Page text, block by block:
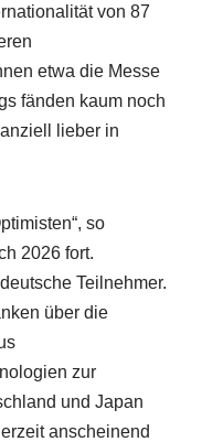
von 87
etwa die Messe
fänden kaum noch
lieber in
so
2026 fort.
Teilnehmer.
über die
zur
und Japan
anscheinend